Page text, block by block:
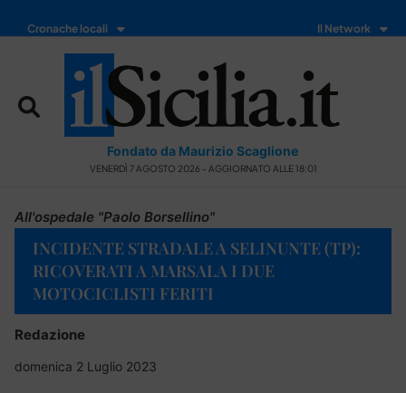
Cronache locali Il Network
Fondato da Maurizio Scaglione
VENERDÌ 7 AGOSTO 2026 - AGGIORNATO ALLE 18:01
All'ospedale "Paolo Borsellino"
INCIDENTE STRADALE A SELINUNTE (TP):
RICOVERATI A MARSALA I DUE
MOTOCICLISTI FERITI
Redazione
domenica 2 Luglio 2023